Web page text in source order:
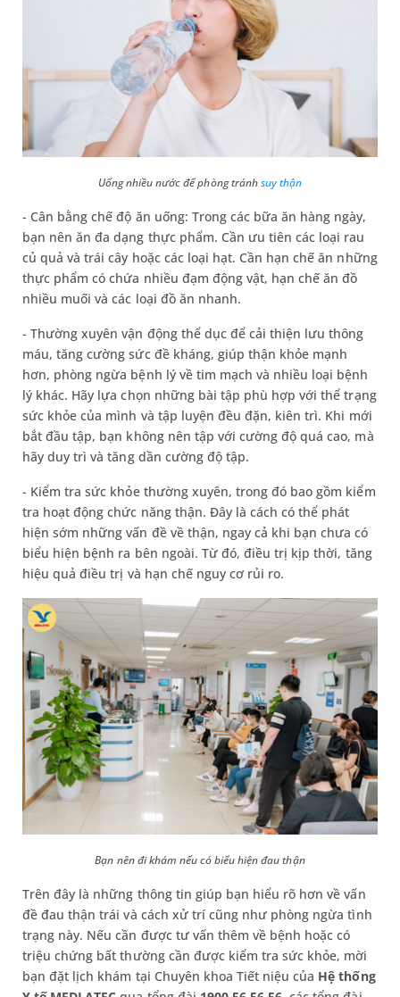
Uống nhiều nước để phòng tránhsuy thận
- Cân bằng chế độ ăn uống: Trong các bữa ăn hàng ngày,
bạn nên ăn đa dạng thực phẩm. Cần ưu tiên các loại rau
củ quả và trái cây hoặc các loại hạt. Cần hạn chế ăn những
thực phẩm có chứa nhiều đạm động vật, hạn chế ăn đồ
nhiều muối và các loại đồ ăn nhanh.
- Thường xuyên vận động thể dục để cải thiện lưu thông
máu, tăng cường sức đề kháng, giúp thận khỏe mạnh
hơn, phòng ngừa bệnh lý về tim mạch và nhiều loại bệnh
lý khác. Hãy lựa chọn những bài tập phù hợp với thể trạng
sức khỏe của mình và tập luyện đều đặn, kiên trì. Khi mới
bắt đầu tập, bạn không nên tập với cường độ quá cao, mà
hãy duy trì và tăng dần cường độ tập.
- Kiểm tra sức khỏe thường xuyên, trong đó bao gồm kiểm
tra hoạt động chức năng thận. Đây là cách có thể phát
hiện sớm những vấn đề về thận, ngay cả khi bạn chưa có
biểu hiện bệnh ra bên ngoài. Từ đó, điều trị kịp thời, tăng
hiệu quả điều trị và hạn chế nguy cơ rủi ro.
Bạn nên đi khám nếu có biểu hiện đau thận
Trên đây là những thông tin giúp bạn hiểu rõ hơn về vấn
đề đau thận trái và cách xử trí cũng như phòng ngừa tình
trạng này. Nếu cần được tư vấn thêm về bệnh hoặc có
triệu chứng bất thường cần được kiểm tra sức khỏe, mời
bạn đặt lịch khám tại Chuyên khoa Tiết niệu của Hệ thống